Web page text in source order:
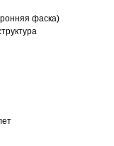
фаска)